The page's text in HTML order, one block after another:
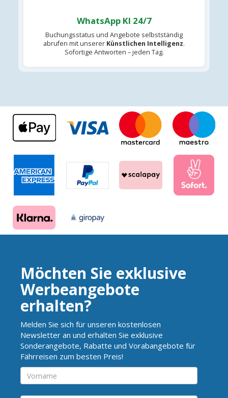
WhatsApp KI 24/7
Buchungsstatus und Angebote selbstständig
abrufen mit unserer Künstlichen Intelligenz.
Sofortige Antworten – jeden Tag.
Möchten Sie exklusive
Werbeangebote
erhalten?
Melden Sie sich für unseren kostenlosen
Newsletter an und erhalten Sie exklusive
Sonderangebote, Rabatte und Vorabangebote für
Fährreisen zum besten Preis!